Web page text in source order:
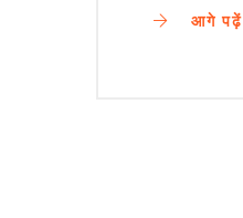
आगे पढ़ें